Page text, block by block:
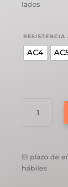
lados
RESISTENCIA
AC4
VISBY
CANTIDAD
El plazo de
hábiles